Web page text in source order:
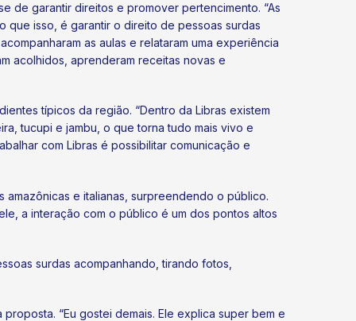
de garantir direitos e promover pertencimento. “As
que isso, é garantir o direito de pessoas surdas
as aulas e relataram uma experiência
acolhidos, aprenderam receitas novas e
típicos da região. “Dentro da Libras existem
tucupi e jambu, o que torna tudo mais vivo e
com Libras é possibilitar comunicação e
e italianas, surpreendendo o público.
a interação com o público é um dos pontos altos
surdas acompanhando, tirando fotos,
“Eu gostei demais. Ele explica super bem e